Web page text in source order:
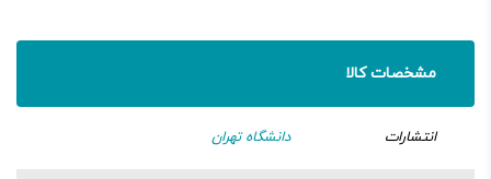
مشخصات کالا
انتشارات دانشگاه تهران